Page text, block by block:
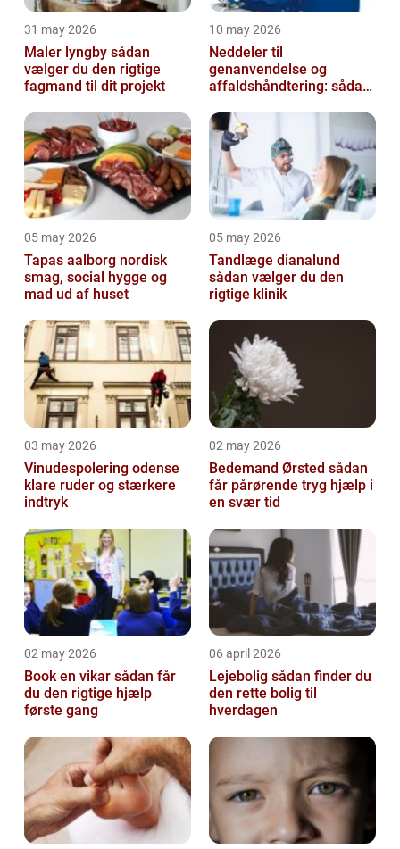
31 may 2026
Maler lyngby sådan
vælger du den rigtige
fagmand til dit projekt
10 may 2026
Neddeler til
genanvendelse og
affaldshåndtering: sådan
05 may 2026
Tapas aalborg nordisk
smag, social hygge og
mad ud af huset
05 may 2026
Tandlæge dianalund
sådan vælger du den
rigtige klinik
03 may 2026
Vinudespolering odense
klare ruder og stærkere
indtryk
02 may 2026
Bedemand Ørsted sådan
får pårørende tryg hjælp i
en svær tid
02 may 2026
Book en vikar sådan får
du den rigtige hjælp
første gang
06 april 2026
Lejebolig sådan finder du
den rette bolig til
hverdagen